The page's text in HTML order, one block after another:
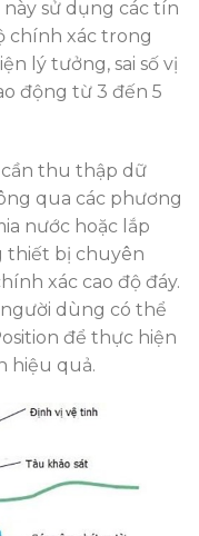
sử dụng các tín
chính xác trong
lý tưởng, sai số vị
động từ 3 đến 5
cần thu thập dữ
qua các phương
nước hoặc lắp
thiết bị chuyên
xác cao độ đáy.
dùng có thể
để thực hiện
hiệu quả.